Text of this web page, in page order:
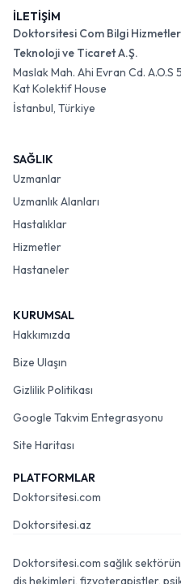
İLETİŞİM
Doktorsitesi Com Bilgi
Teknoloji ve Ticaret A.Ş.
Maslak Mah. Ahi Evran Cd.
Kat Kolektif House
İstanbul, Türkiye
SAĞLIK
Uzmanlar
Uzmanlık Alanları
Hastalıklar
Hizmetler
Hastaneler
KURUMSAL
Hakkımızda
Bize Ulaşın
Gizlilik Politikası
Google Takvim Entegrasyonu
Site Haritası
PLATFORMLAR
Doktorsitesi.com
Doktorsitesi.az
Doktorsitesi.com sağlık
diş hekimleri, fizyoterapistler,